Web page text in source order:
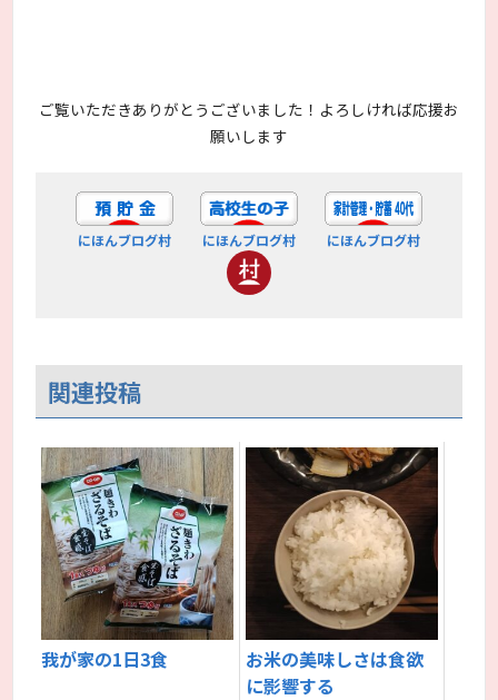
ご覧いただきありがとうございました！よろしければ応援お
願いします
にほんブログ村 にほんブログ村 にほんブログ村
関連投稿
我が家の1日3食
お米の美味しさは食欲
に影響する